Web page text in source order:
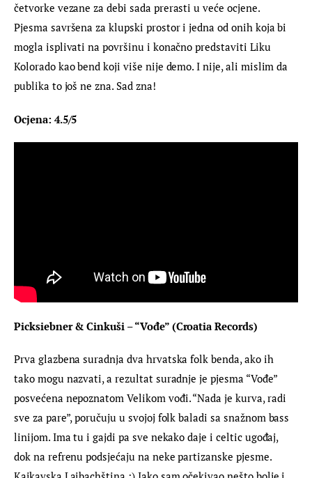
četvorke vezane za debi sada prerasti u veće ocjene.
Pjesma savršena za klupski prostor i jedna od onih koja bi
mogla isplivati na površinu i konačno predstaviti Liku
Kolorado kao bend koji više nije demo. I nije, ali mislim da
publika to još ne zna. Sad zna!
Ocjena: 4.5/5
Picksiebner & Cinkuši – “Vođe” (Croatia Records)
Prva glazbena suradnja dva hrvatska folk benda, ako ih
tako mogu nazvati, a rezultat suradnje je pjesma “Vođe”
posvećena nepoznatom Velikom vođi. “Nada je kurva, radi
sve za pare”, poručuju u svojoj folk baladi sa snažnom bass
linijom. Ima tu i gajdi pa sve nekako daje i celtic ugođaj,
dok na refrenu podsjećaju na neke partizanske pjesme.